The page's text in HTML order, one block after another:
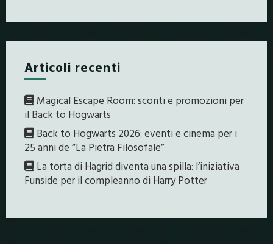
Articoli recenti
Magical Escape Room: sconti e promozioni per
il Back to Hogwarts
Back to Hogwarts 2026: eventi e cinema per i
25 anni de “La Pietra Filosofale”
La torta di Hagrid diventa una spilla: l’iniziativa
Funside per il compleanno di Harry Potter